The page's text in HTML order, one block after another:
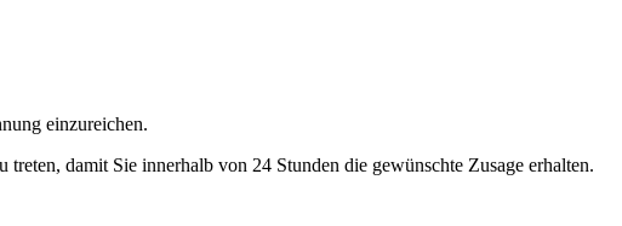
einzureichen.
damit Sie innerhalb von 24 Stunden die gewünschte Zusage erhalten.